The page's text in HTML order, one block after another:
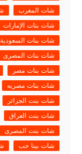
شات المغرب
شات بنات الإمارات
شات بنات السعودية
شات بنات المصرى
شات بنات مصر
شات بنات مصريه
شات بنت الجزائر
شات بنت العراق
شات بنت المصرى
شات بينا حب